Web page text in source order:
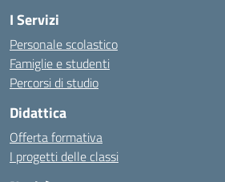
I Servizi
Personale scolastico
Famiglie e studenti
Percorsi di studio
Didattica
Offerta formativa
I progetti delle classi